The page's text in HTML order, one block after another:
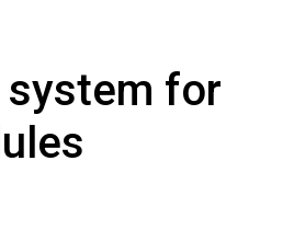
system for